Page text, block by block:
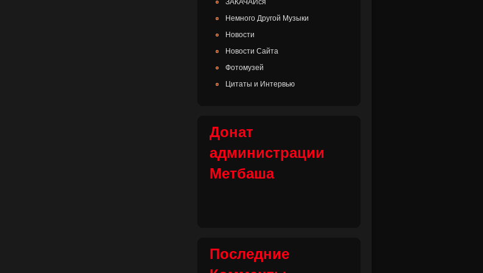
ЗАКАЧАЙся
Немного Другой Музыки
Новости
Новости Сайта
Фотомузей
Цитаты и Интервью
Донат
администрации
Метбаша
Последние